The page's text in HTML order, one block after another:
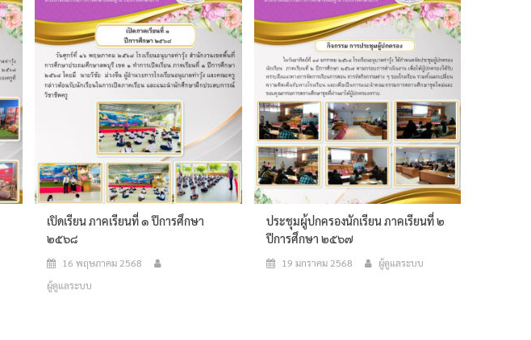
เปิดเรียน ภาคเรียนที่ ๑ ปีการศึกษา
๒๕๖๘
16 พฤษภาคม 2568
ผู้ดูแลระบบ
ประชุมผู้ปกครองนักเรียน ภาคเรียนที่ ๒
ปีการศึกษา ๒๕๖๗
19 มกราคม 2568 ผู้ดูแลระบบ